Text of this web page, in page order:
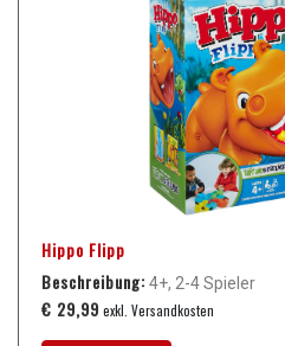
Hippo Flipp
Beschreibung: 4+, 2-4 Spieler
€ 29,99 exkl. Versandkosten